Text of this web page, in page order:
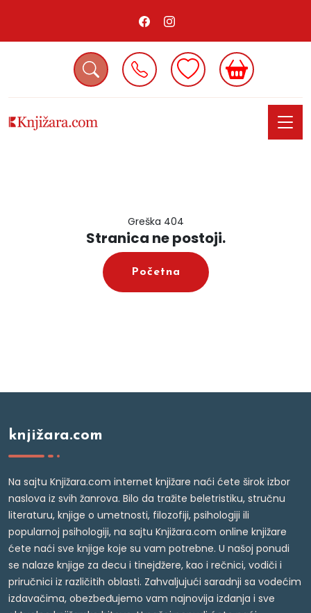
Greška 404
Stranica ne postoji.
Početna
knjižara.com
Na sajtu Knjižara.com internet knjižare naći ćete širok izbor
naslova iz svih žanrova. Bilo da tražite beletristiku, stručnu
literaturu, knjige o umetnosti, filozofiji, psihologiji ili
popularnoj psihologiji, na sajtu Knjižara.com online knjižare
ćete naći sve knjige koje su vam potrebne. U našoj ponudi
se nalaze knjige za decu i tinejdžere, kao i rečnici, vodiči i
priručnici iz različitih oblasti. Zahvaljujući saradnji sa vodećim
izdavačima, obezbeđujemo vam najnovija izdanja i sve